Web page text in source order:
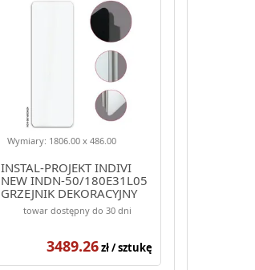
INSTAL-PROJEKT INDIVI
NEW INDN-50/180E31L05
GRZEJNIK DEKORACYJNY
1806/486 KOLOR CZARNY
(ELEGANTE)
Wymiary: 1806.00 x 486.00
towar dostępny do 30 dni
3489.26zł / sztukę